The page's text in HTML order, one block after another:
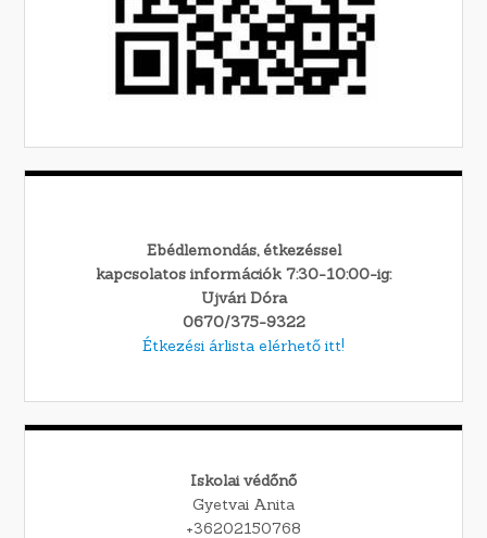
Ebédlemondás, étkezéssel
kapcsolatos információk 7:30-10:00-ig:
Ujvári Dóra
0670/375-9322
Étkezési árlista elérhető itt!
Iskolai védőnő
Gyetvai Anita
+36202150768